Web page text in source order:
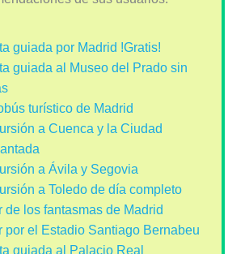
guiada por Madrid !Gratis!
guiada al Museo del Prado sin
turístico de Madrid
a Cuenca y la Ciudad
a Ávila y Segovia
a Toledo de día completo
de los fantasmas de Madrid
por el Estadio Santiago Bernabeu
guiada al Palacio Real